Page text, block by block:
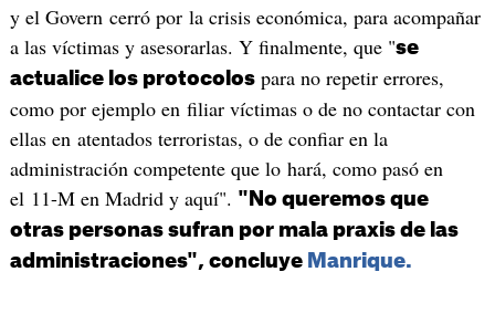
y el Govern cerró por la crisis económica, para acompañar
a las víctimas y asesorarlas. Y finalmente, que "se
actualice los protocolospara no repetir errores,
como por ejemplo en filiar víctimas o de no contactar con
ellas en atentados terroristas, o de confiar en la
administración competente que lo hará, como pasó en
el 11-M en Madrid y aquí". "No queremos que
otras personas sufran por mala praxis de las
administraciones", concluye Manrique.